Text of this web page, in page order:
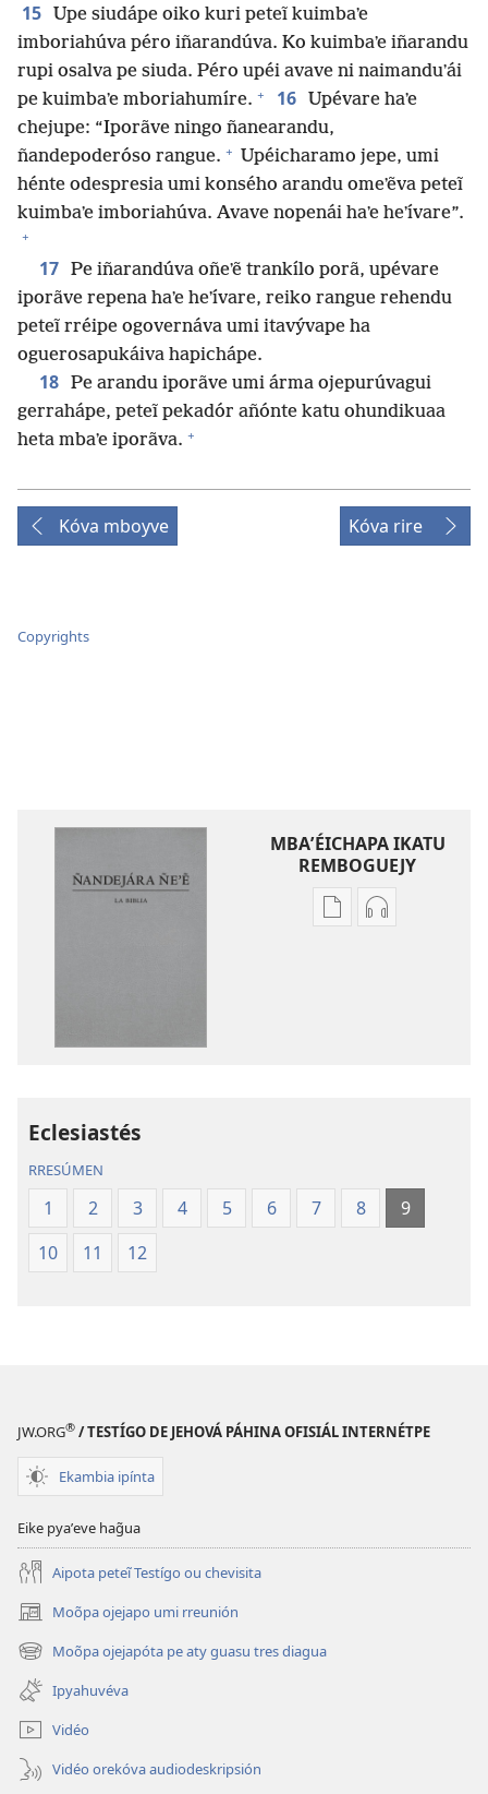
15
Upe siudápe oiko kuri peteĩ kuimbaʼe
imboriahúva péro iñarandúva. Ko kuimbaʼe iñarandu
rupi osalva pe siuda. Péro upéi avave ni naimanduʼái
pe kuimbaʼe mboriahumíre. + 16
Upévare haʼe
chejupe: “Iporãve ningo ñanearandu,
ñandepoderóso rangue. + Upéicharamo jepe, umi
hénte odespresia umi konsého arandu omeʼẽva peteĩ
kuimbaʼe imboriahúva. Avave nopenái haʼe heʼívare”.
+
17 Pe iñarandúva oñeʼẽ trankílo porã, upévare
iporãve repena haʼe heʼívare, reiko rangue rehendu
peteĩ rréipe ogovernáva umi itavývape ha
oguerosapukáiva hapichápe.
18 Pe arandu iporãve umi árma ojepurúvagui
gerrahápe, peteĩ pekadór añónte katu ohundikuaa
heta mbaʼe iporãva. +
Kóva mboyve Kóva rire
Copyrights
MBAʼÉICHAPA IKATU
REMBOGUEJY
RemboguejyRemboguejy
Eclesiastés
RRESÚMEN
1 2 3 4 5 6 7 8
9
10
11 12
JW.ORG® / TESTÍGO DE JEHOVÁ PÁHINA OFISIÁL INTERNÉTPE
Ekambia ipínta
Eike pyaʼeve hag̃ua
Aipota peteĩ Testígo ou chevisita
Moõpa ojejapo umi rreunión
(abre
una
nueva
ventana)
Moõpa ojejapóta pe aty guasu tres diagua
(abre
una
nueva
ventana)
Ipyahuvéva
Vidéo
Vidéo orekóva audiodeskripsión